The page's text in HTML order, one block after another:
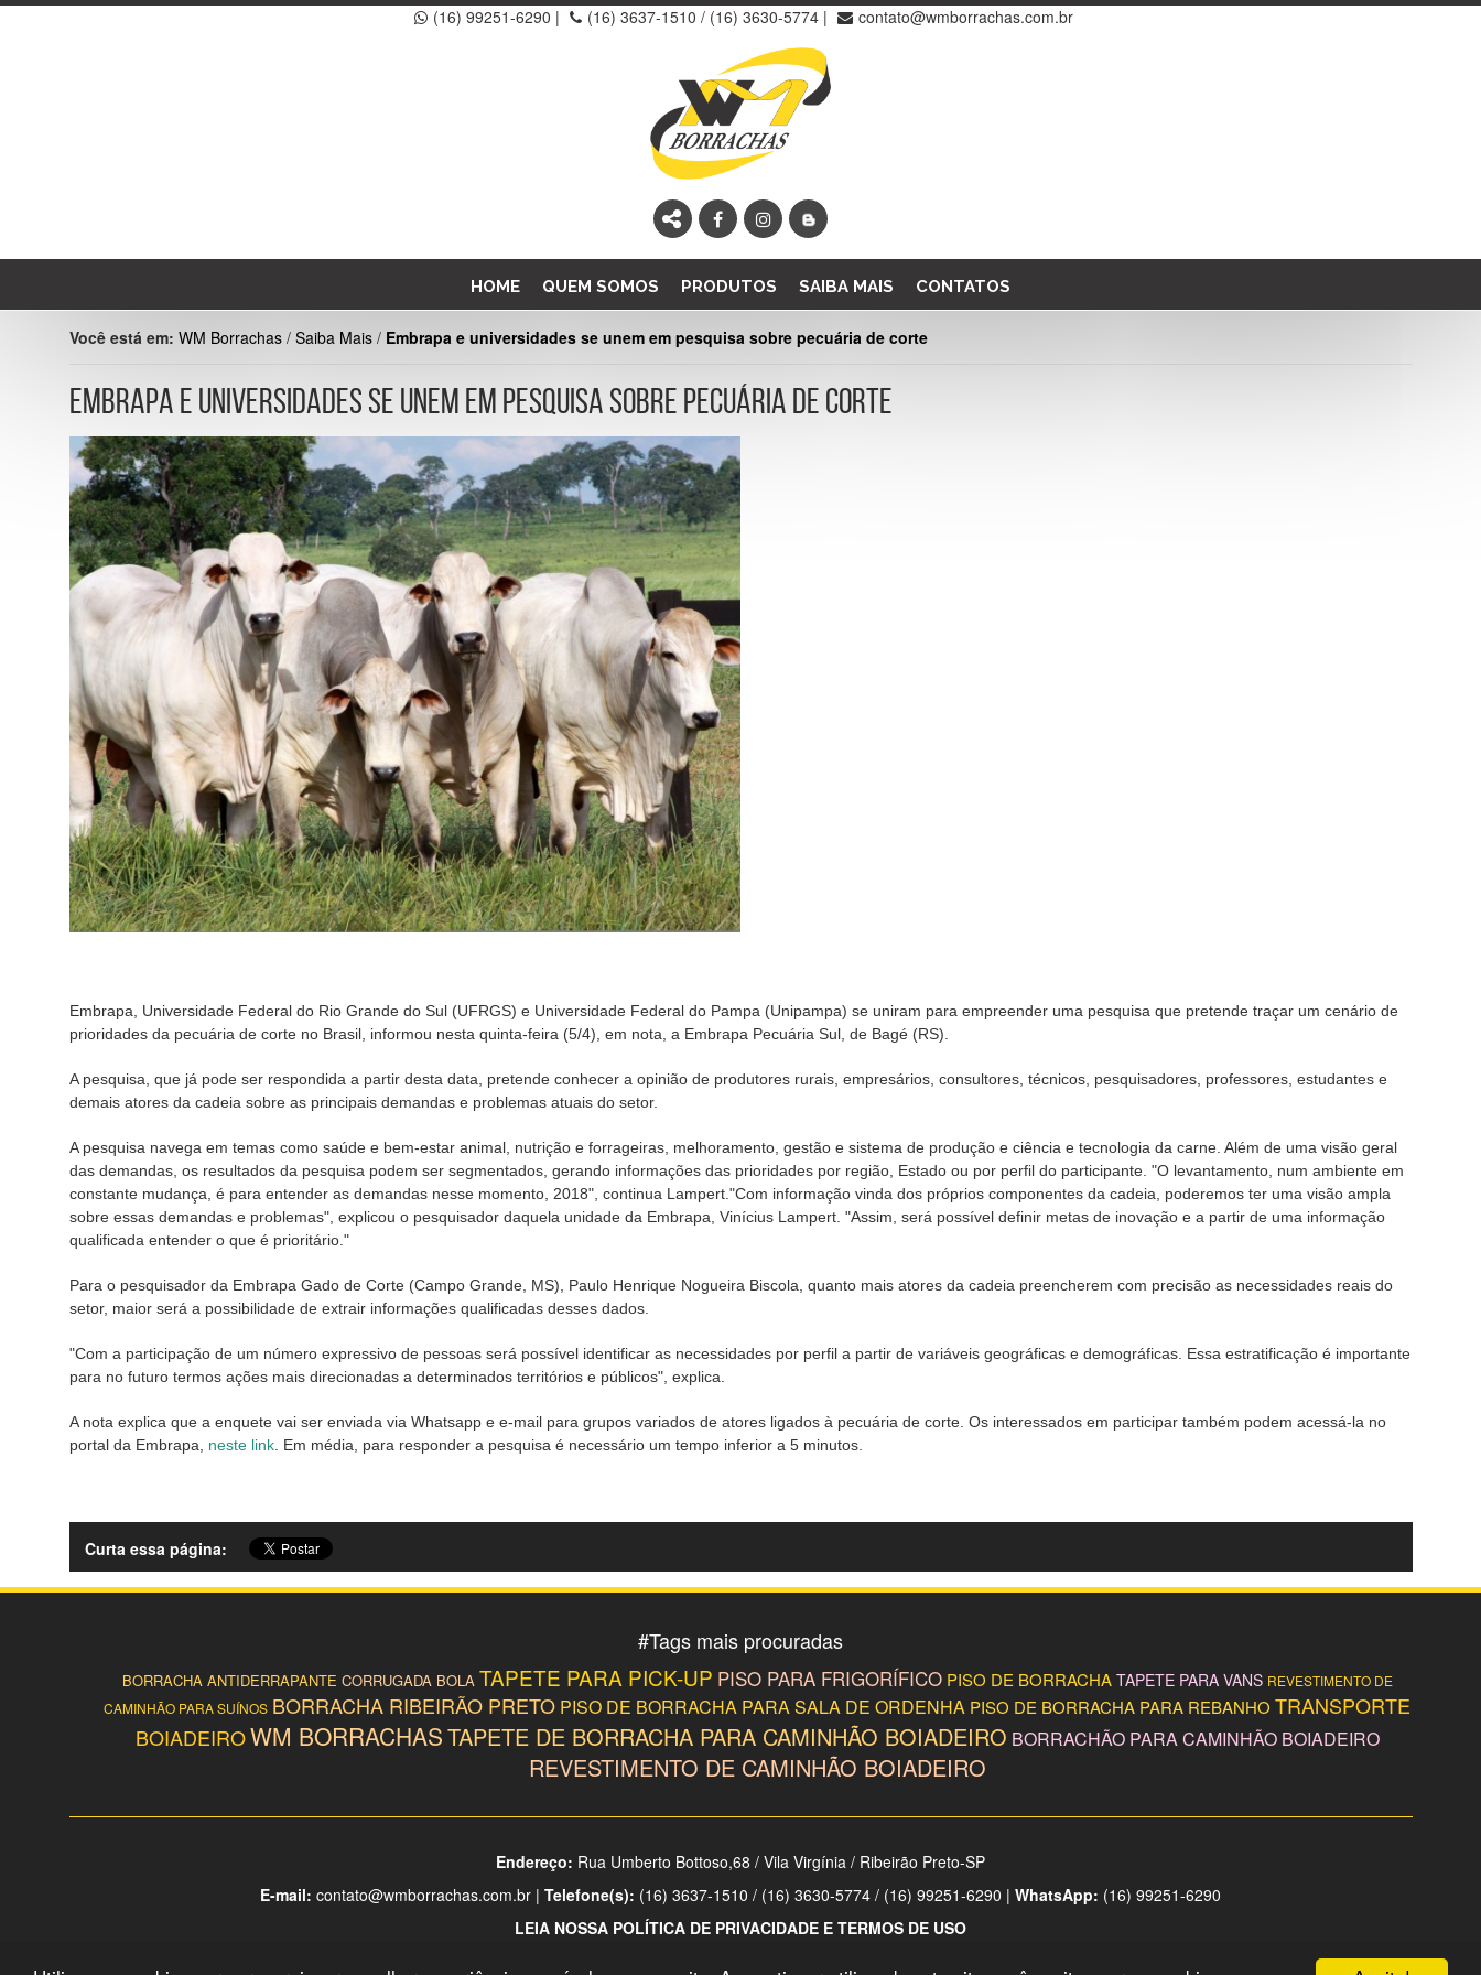
(16) 99251-6290 | (16) 3637-1510 / (16) 3630-5774 | contato@wmborrachas.com.br
HOME QUEM SOMOS PRODUTOS SAIBA MAIS CONTATOS
Você está em: WM Borrachas/ Saiba Mais/ Embrapa e universidades se unem em pesquisa sobre pecuária de corte
EMBRAPA E UNIVERSIDADES SE UNEM EM PESQUISA SOBRE PECUÁRIA DE CORTE
Embrapa, Universidade Federal do Rio Grande do Sul (UFRGS) e Universidade Federal do Pampa (Unipampa) se uniram para empreender uma pesquisa que pretende traçar um cenário de
prioridades da pecuária de corte no Brasil, informou nesta quinta-feira (5/4), em nota, a Embrapa Pecuária Sul, de Bagé (RS).
A pesquisa, que já pode ser respondida a partir desta data, pretende conhecer a opinião de produtores rurais, empresários, consultores, técnicos, pesquisadores, professores, estudantes e
demais atores da cadeia sobre as principais demandas e problemas atuais do setor.
A pesquisa navega em temas como saúde e bem-estar animal, nutrição e forrageiras, melhoramento, gestão e sistema de produção e ciência e tecnologia da carne. Além de uma visão geral
das demandas, os resultados da pesquisa podem ser segmentados, gerando informações das prioridades por região, Estado ou por perfil do participante. "O levantamento, num ambiente em
constante mudança, é para entender as demandas nesse momento, 2018", continua Lampert."Com informação vinda dos próprios componentes da cadeia, poderemos ter uma visão ampla
sobre essas demandas e problemas", explicou o pesquisador daquela unidade da Embrapa, Vinícius Lampert. "Assim, será possível definir metas de inovação e a partir de uma informação
qualificada entender o que é prioritário."
Para o pesquisador da Embrapa Gado de Corte (Campo Grande, MS), Paulo Henrique Nogueira Biscola, quanto mais atores da cadeia preencherem com precisão as necessidades reais do
setor, maior será a possibilidade de extrair informações qualificadas desses dados.
"Com a participação de um número expressivo de pessoas será possível identificar as necessidades por perfil a partir de variáveis geográficas e demográficas. Essa estratificação é importante
para no futuro termos ações mais direcionadas a determinados territórios e públicos", explica.
A nota explica que a enquete vai ser enviada via Whatsapp e e-mail para grupos variados de atores ligados à pecuária de corte. Os interessados em participar também podem acessá-la no
portal da Embrapa, neste link. Em média, para responder a pesquisa é necessário um tempo inferior a 5 minutos.
Curta essa página:
#Tags mais procuradas
BORRACHA ANTIDERRAPANTE CORRUGADA BOLA TAPETE PARA PICK-UP PISO PARA FRIGORÍFICO PISO DE BORRACHA TAPETE PARA VANS REVESTIMENTO DE
CAMINHÃO PARA SUÍNOS BORRACHA RIBEIRÃO PRETO PISO DE BORRACHA PARA SALA DE ORDENHA PISO DE BORRACHA PARA REBANHO TRANSPORTE
BOIADEIROWM BORRACHASTAPETE DE BORRACHA PARA CAMINHÃO BOIADEIRO BORRACHÃO PARA CAMINHÃO BOIADEIRO
REVESTIMENTO DE CAMINHÃO BOIADEIRO
Endereço: Rua Umberto Bottoso,68 / Vila Virgínia / Ribeirão Preto-SP
E-mail: contato@wmborrachas.com.br | Telefone(s): (16) 3637-1510 / (16) 3630-5774 / (16) 99251-6290 | WhatsApp: (16) 99251-6290
LEIA NOSSA POLÍTICA DE PRIVACIDADE E TERMOS DE USO